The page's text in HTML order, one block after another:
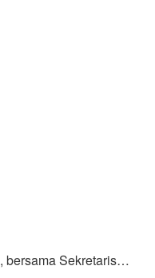
bersama Sekretaris…